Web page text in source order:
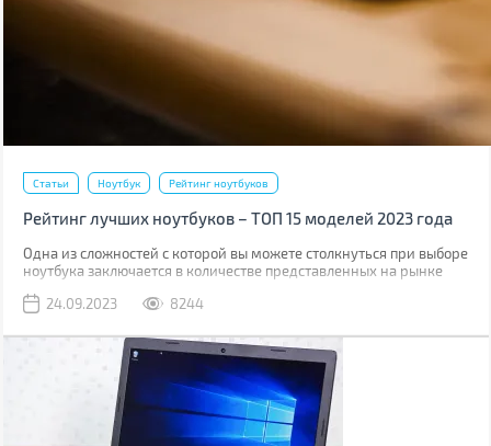
Статьи Ноутбук Рейтинг ноутбуков
Рейтинг лучших ноутбуков – ТОП 15 моделей 2023 года
Одна из сложностей с которой вы можете столкнуться при выборе
ноутбука заключается в количестве представленных на рынке
интересовались изменениями в ассортименте, то довольно
24.09.2023 8244